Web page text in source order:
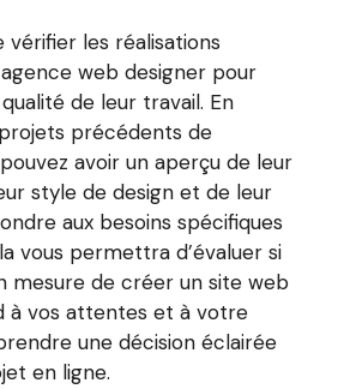
vérifier les réalisations
agence web designer pour
de leur travail. En
précédents de
avoir un aperçu de leur
style de design et de leur
aux besoins spécifiques
vous permettra d’évaluer si
mesure de créer un site web
à vos attentes et à votre
une décision éclairée
en ligne.